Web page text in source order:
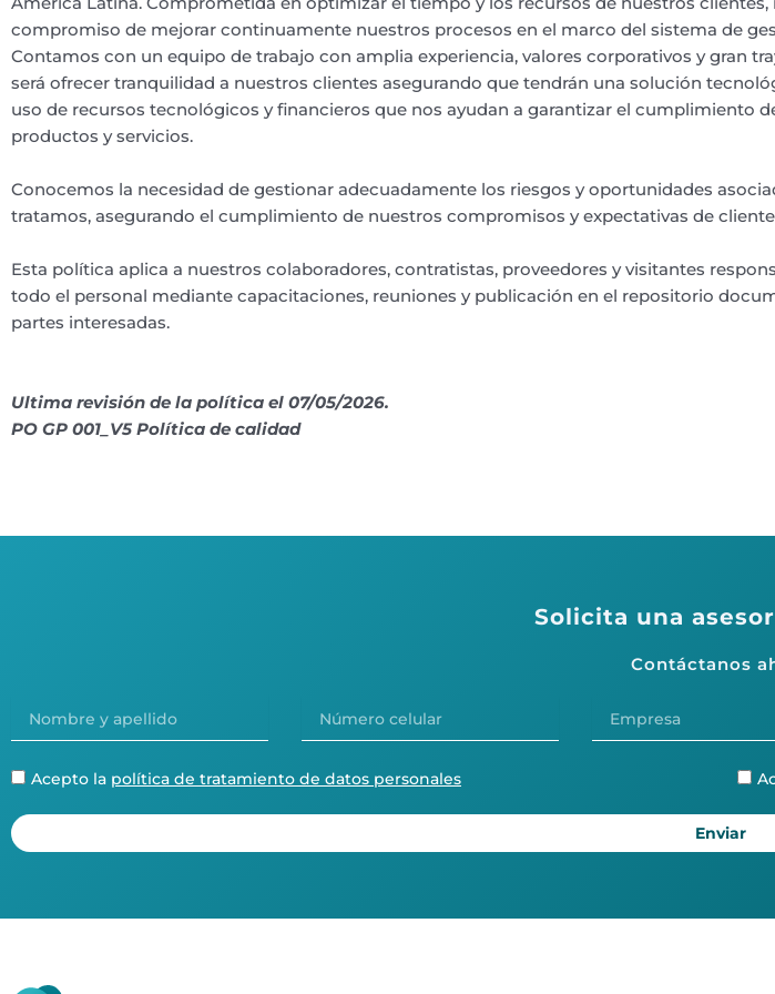
compromiso de mejorar continuamente nuestros procesos en el marco del sistema de
Contamos con un equipo de trabajo con amplia experiencia, valores corporativos y gran
será ofrecer tranquilidad a nuestros clientes asegurando que tendrán una solución
uso de recursos tecnológicos y financieros que nos ayudan a garantizar el cumplimiento
productos y servicios.
Conocemos la necesidad de gestionar adecuadamente los riesgos y oportunidades
tratamos, asegurando el cumplimiento de nuestros compromisos y expectativas de
Esta política aplica a nuestros colaboradores, contratistas, proveedores y visitantes
todo el personal mediante capacitaciones, reuniones y publicación en el repositorio
partes interesadas.
Ultima revisión de la política el 07/05/2026.
PO GP 001_V5 Política de calidad
Solicita una
Contáctanos
celular
Política
datos
personales
Acepto la política de tratamiento de datos personales
Enviar